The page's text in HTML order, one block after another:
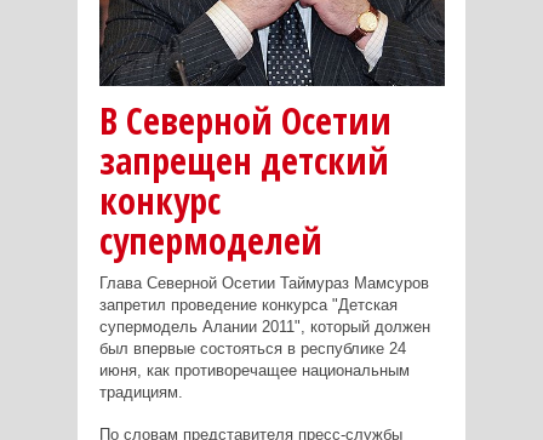
В Северной Осетии
запрещен детский
конкурс
супермоделей
Глава Северной Осетии Таймураз Мамсуров
запретил проведение конкурса "Детская
супермодель Алании 2011", который должен
был впервые состояться в республике 24
июня, как противоречащее национальным
традициям.
По словам представителя пресс-службы